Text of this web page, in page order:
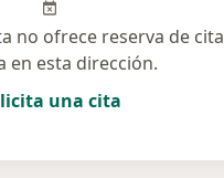
(4)
no ofrece reserva de cita
en esta dirección.
una cita